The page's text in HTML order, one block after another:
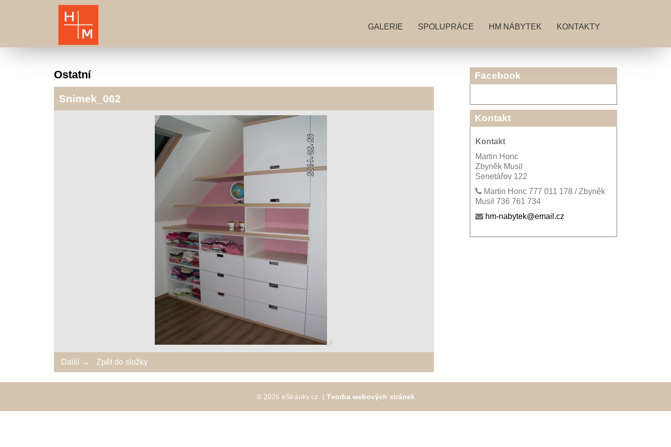
GALERIE SPOLUPRÁCE HM NÁBYTEK KONTAKTY
Ostatní
Snimek_062
Další → Zpět do složky
Facebook
Kontakt
Kontakt
Martin Honc
Zbyněk Musil
Senetářov 122
Martin Honc 777 011 178 / Zbyněk
Musil 736 761 734
hm-nabytek@email.cz
© 2026 eStránky.cz | Tvorba webových stránek